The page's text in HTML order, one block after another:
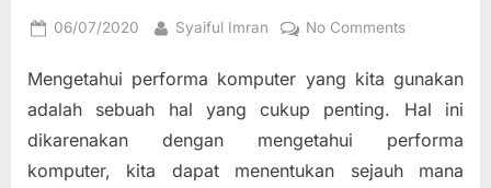
Posted
06/07/2020 By
Syaiful Imran No Commentson
Mengetahui
Nilai
Komputer
(Windows
Mengetahui performa komputer yang kita gunakan
adalah sebuah hal yang cukup penting. Hal ini
dikarenakan dengan mengetahui performa
komputer, kita dapat menentukan sejauh mana